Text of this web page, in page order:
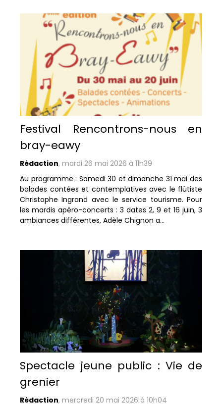
Festival Rencontrons-nous en
bray-eawy
Rédaction, mardi 26 mai 2026 à 11h39
Au programme : Samedi 30 et dimanche 31 mai des
balades contées et contemplatives avec le flûtiste
Christophe Ingrand avec le service tourisme. Pour
les mardis apéro-concerts : 3 dates 2, 9 et 16 juin, 3
ambiances différentes, Adèle Chignon a...
Spectacle jeune public : Vie de
grenier
Rédaction, mercredi 20 mai 2026 à 10h04